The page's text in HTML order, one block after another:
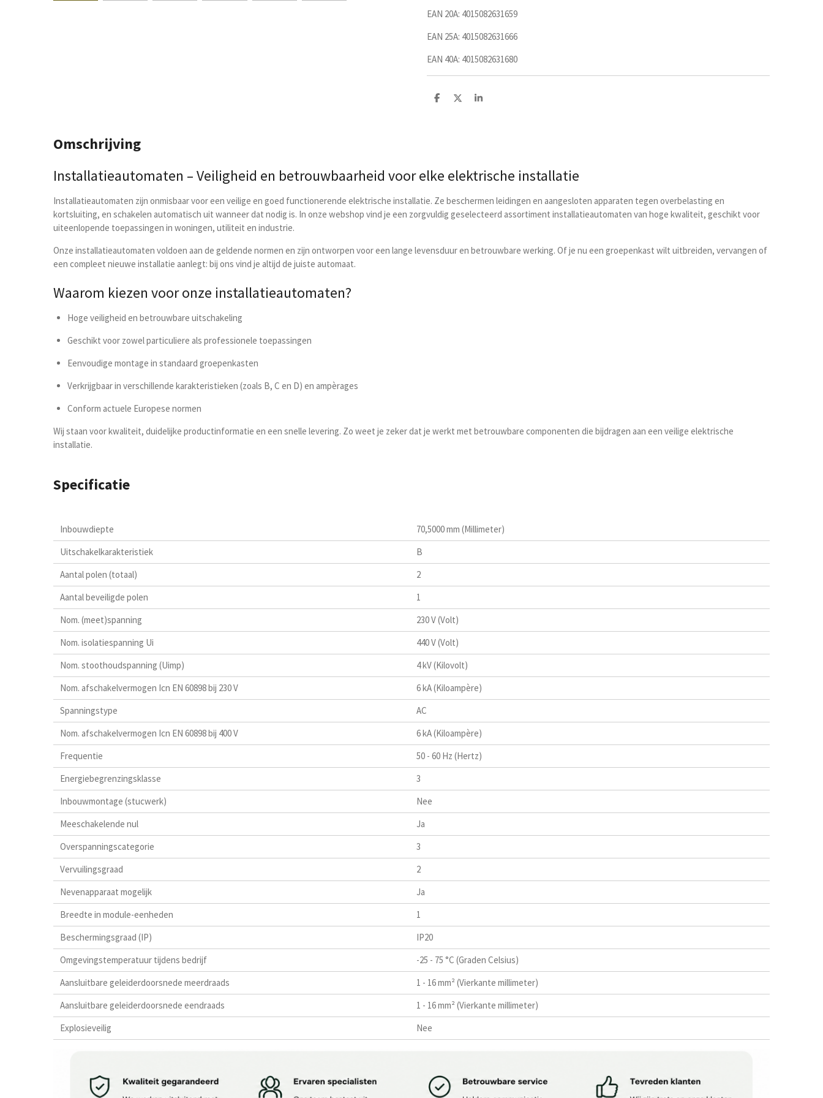
EAN 20A: 4015082631659
EAN 25A: 4015082631666
EAN 40A: 4015082631680
D
D
S
Omschrijving
Installatieautomaten – Veiligheid en betrouwbaarheid voor elke elektrische installatie
Installatieautomaten zijn onmisbaar voor een veilige en goed functionerende elektrische installatie. Ze beschermen leidingen en aangesloten apparaten tegen overbelasting en
kortsluiting, en schakelen automatisch uit wanneer dat nodig is. In onze webshop vind je een zorgvuldig geselecteerd assortiment installatieautomaten van hoge kwaliteit, geschikt voor
uiteenlopende toepassingen in woningen, utiliteit en industrie.
Onze installatieautomaten voldoen aan de geldende normen en zijn ontworpen voor een lange levensduur en betrouwbare werking. Of je nu een groepenkast wilt uitbreiden, vervangen of
een compleet nieuwe installatie aanlegt: bij ons vind je altijd de juiste automaat.
Waarom kiezen voor onze installatieautomaten?
Hoge veiligheid en betrouwbare uitschakeling
Geschikt voor zowel particuliere als professionele toepassingen
Eenvoudige montage in standaard groepenkasten
Verkrijgbaar in verschillende karakteristieken (zoals B, C en D) en ampèrages
Conform actuele Europese normen
Wij staan voor kwaliteit, duidelijke productinformatie en een snelle levering. Zo weet je zeker dat je werkt met betrouwbare componenten die bijdragen aan een veilige elektrische
installatie.
Specificatie
Inbouwdiepte
70,5000 mm (Millimeter)
Uitschakelkarakteristiek
B
Aantal polen (totaal)
2
Aantal beveiligde polen
1
Nom. (meet)spanning
230 V (Volt)
Nom. isolatiespanning Ui
440 V (Volt)
Nom. stoothoudspanning (Uimp)
4 kV (Kilovolt)
Nom. afschakelvermogen Icn EN 60898 bij 230 V
6 kA (Kiloampère)
Spanningstype
AC
Nom. afschakelvermogen Icn EN 60898 bij 400 V
6 kA (Kiloampère)
Frequentie
50 - 60 Hz (Hertz)
Energiebegrenzingsklasse
3
Inbouwmontage (stucwerk)
Nee
Meeschakelende nul
Ja
Overspanningscategorie
3
Vervuilingsgraad
2
Nevenapparaat mogelijk
Ja
Breedte in module-eenheden
1
Beschermingsgraad (IP)
IP20
Omgevingstemperatuur tijdens bedrijf
-25 - 75 °C (Graden Celsius)
Aansluitbare geleiderdoorsnede meerdraads
1 - 16 mm² (Vierkante millimeter)
Aansluitbare geleiderdoorsnede eendraads
1 - 16 mm² (Vierkante millimeter)
Explosieveilig
Nee